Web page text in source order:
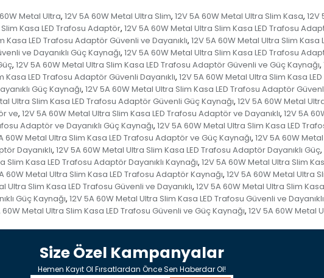
Metal Ultra, 12V 5A 60W Metal Ultra Slim, 12V 5A 60W Metal Ultra Slim Kasa, 12V
Kasa LED Trafosu Adaptör, 12V 5A 60W Metal Ultra Slim Kasa LED Trafosu
Kasa LED Trafosu Adaptör Güvenli ve Dayanıklı, 12V 5A 60W Metal Ultra Slim Kasa
ve Dayanıklı Güç Kaynağı, 12V 5A 60W Metal Ultra Slim Kasa LED Trafosu
, 12V 5A 60W Metal Ultra Slim Kasa LED Trafosu Adaptör Güvenli ve Güç Kaynağı,
Kasa LED Trafosu Adaptör Güvenli Dayanıklı, 12V 5A 60W Metal Ultra Slim Kasa
Güç Kaynağı, 12V 5A 60W Metal Ultra Slim Kasa LED Trafosu Adaptör
Ultra Slim Kasa LED Trafosu Adaptör Güvenli Güç Kaynağı, 12V 5A 60W Metal
ve, 12V 5A 60W Metal Ultra Slim Kasa LED Trafosu Adaptör ve Dayanıklı, 12V 5A
Adaptör ve Dayanıklı Güç Kaynağı, 12V 5A 60W Metal Ultra Slim Kasa LED
60W Metal Ultra Slim Kasa LED Trafosu Adaptör ve Güç Kaynağı, 12V 5A 60W
Dayanıklı, 12V 5A 60W Metal Ultra Slim Kasa LED Trafosu Adaptör Dayanıklı Güç,
Slim Kasa LED Trafosu Adaptör Dayanıklı Kaynağı, 12V 5A 60W Metal Ultra Slim
60W Metal Ultra Slim Kasa LED Trafosu Adaptör Kaynağı, 12V 5A 60W Metal Ultra
Ultra Slim Kasa LED Trafosu Güvenli ve Dayanıklı, 12V 5A 60W Metal Ultra Slim
Güç Kaynağı, 12V 5A 60W Metal Ultra Slim Kasa LED Trafosu Güvenli ve
60W Metal Ultra Slim Kasa LED Trafosu Güvenli ve Güç Kaynağı, 12V 5A 60W Metal
Size Özel Kampanyalar
Hemen Kayıt Ol Fırsatlardan Önce Sen Haberdar Ol!